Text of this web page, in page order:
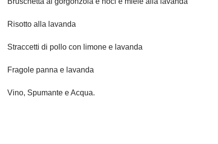
Risotto alla lavanda
Straccetti di pollo con limone e lavanda
Fragole panna e lavanda
Vino, Spumante e Acqua.